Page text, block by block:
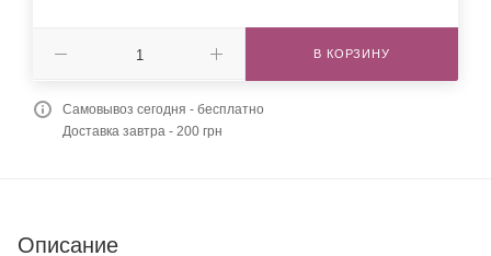
В КОРЗИНУ
Самовывоз сегодня - бесплатно
Доставка завтра - 200 грн
Описание